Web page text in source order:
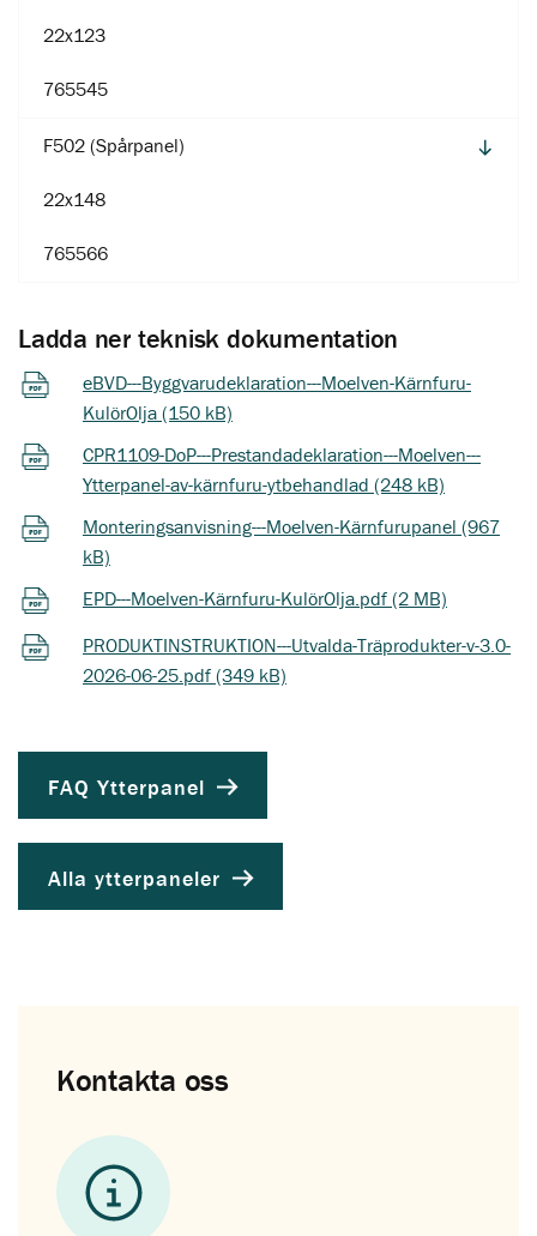
22x123
765545
F502 (Spårpanel)
22x148
765566
Ladda ner teknisk dokumentation
eBVD---Byggvarudeklaration---Moelven-Kärnfuru-
KulörOlja (150 kB)
CPR1109-DoP---Prestandadeklaration---Moelven---
Ytterpanel-av-kärnfuru-ytbehandlad (248 kB)
Monteringsanvisning---Moelven-Kärnfurupanel (967
kB)
EPD---Moelven-Kärnfuru-KulörOlja.pdf (2 MB)
PRODUKTINSTRUKTION---Utvalda-Träprodukter-v-3.0-
2026-06-25.pdf (349 kB)
FAQ Ytterpanel
Alla ytterpaneler
Kontakta oss